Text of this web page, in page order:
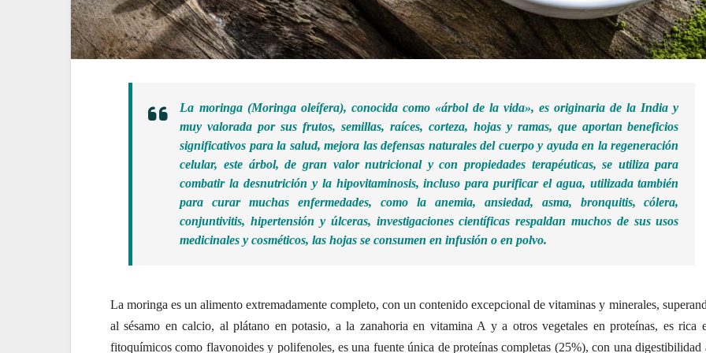
La moringa (Moringa oleífera), conocida como «árbol de la vida», es originaria de la India y
muy valorada por sus frutos, semillas, raíces, corteza, hojas y ramas, que aportan beneficios
significativos para la salud, mejora las defensas naturales del cuerpo y ayuda en la regeneración
celular, este árbol, de gran valor nutricional y con propiedades terapéuticas, se utiliza para
combatir la desnutrición y la hipovitaminosis, incluso para purificar el agua, utilizada también
para curar muchas enfermedades, como la anemia, ansiedad, asma, bronquitis, cólera,
conjuntivitis, hipertensión y úlceras, investigaciones científicas respaldan muchos de sus usos
medicinales y cosméticos, las hojas se consumen en infusión o en polvo.
La moringa es un alimento extremadamente completo, con un contenido excepcional de vitaminas y minerales,
al sésamo en calcio, al plátano en potasio, a la zanahoria en vitamina A y a otros vegetales en proteínas, es rica
fitoquímicos como flavonoides y polifenoles, es una fuente única de proteínas completas (25%), con una digestibilidad
QOYLLUR
´RITTI